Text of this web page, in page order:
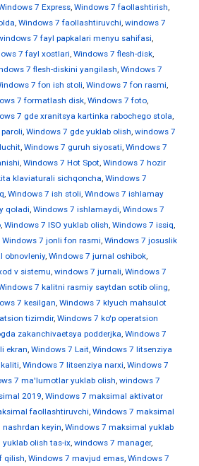
7 Express, Windows 7 faollashtirish,
, Windows 7 faollashtiruvchi, windows 7
7 fayl papkalari menyu sahifasi,
7 fayl xostlari, Windows 7 flesh-disk,
7 flesh-diskini yangilash, Windows 7
7 fon ish stoli, Windows 7 fon rasmi,
7 formatlash disk, Windows 7 foto,
7 gde xranitsya kartinka rabochego stola,
, Windows 7 gde yuklab olish, windows 7
, Windows 7 guruh siyosati, Windows 7
, Windows 7 Hot Spot, Windows 7 hozir
klaviaturali sichqoncha, Windows 7
, Windows 7 ish stoli, Windows 7 ishlamay
qoladi, Windows 7 ishlamaydi, Windows 7
, Windows 7 ISO yuklab olish, Windows 7 issiq,
Windows 7 jonli fon rasmi, Windows 7 josuslik
obnovleniy, Windows 7 jurnal oshibok,
v sistemu, windows 7 jurnali, Windows 7
7 kalitni rasmiy saytdan sotib oling,
7 kesilgan, Windows 7 klyuch mahsulot
tizimdir, Windows 7 ko'p operatsion
zakanchivaetsya podderjka, Windows 7
ekran, Windows 7 Lait, Windows 7 litsenziya
, Windows 7 litsenziya narxi, Windows 7
7 ma'lumotlar yuklab olish, windows 7
2019, Windows 7 maksimal aktivator
faollashtiruvchi, Windows 7 maksimal
keyin, Windows 7 maksimal yuklab
olish tas-ix, windows 7 manager,
qilish, Windows 7 mavjud emas, Windows 7